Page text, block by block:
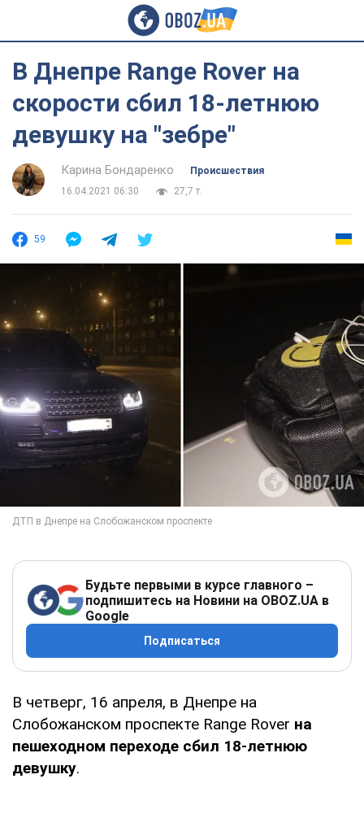
В Днепре Range Rover на
скорости сбил 18-летнюю
девушку на "зебре"
Карина Бондаренко
Происшествия
16.04.2021 06:30
27,7 т.
59
Будьте первыми в курсе главного –
подпишитесь на Новини на OBOZ.UA в
Google
Подписаться
В четверг, 16 апреля, в Днепре на
Слобожанском проспекте Range Rover на
пешеходном переходе сбил 18-летнюю
девушку.